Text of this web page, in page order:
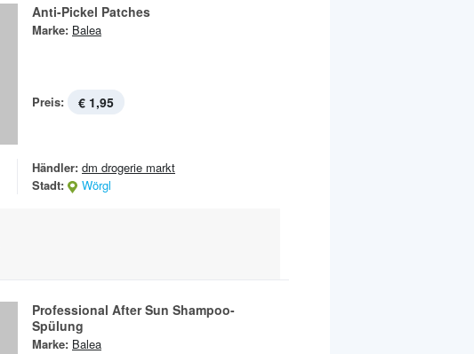
Anti-Pickel Patches
Marke: Balea
Preis: € 1,95
Händler: dm drogerie markt
Stadt:
Wörgl
Professional After Sun Shampoo-
Spülung
Marke: Balea